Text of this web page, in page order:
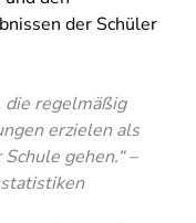
der Schüler
die regelmäßig
erzielen als
gehen.“ –